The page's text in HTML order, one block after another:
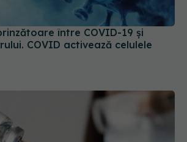
între COVID-19 și
COVID activează celulele